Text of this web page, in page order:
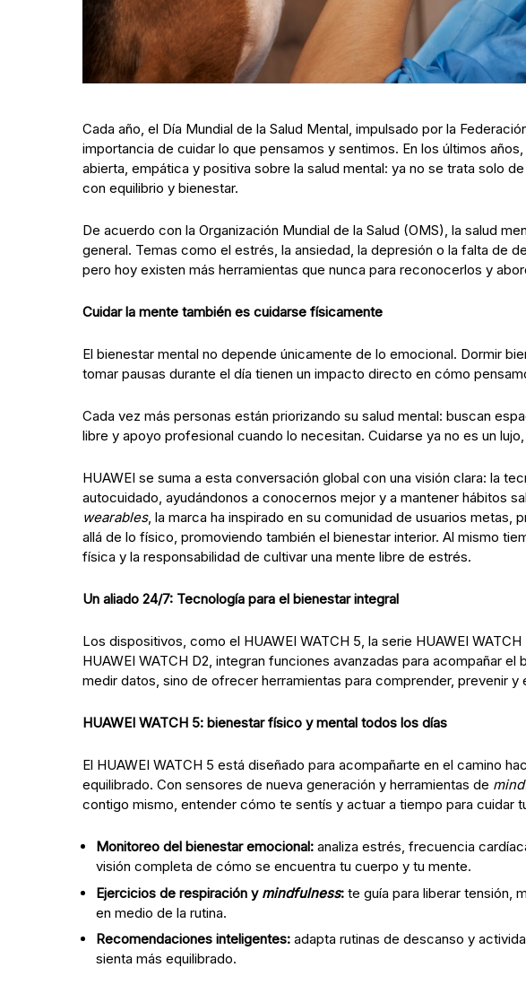
Cada año, el Día Mundial de la Salud Mental, impulsado por la
importancia de cuidar lo que pensamos y sentimos. En los últimos
abierta, empática y positiva sobre la salud mental: ya no se trata solo
con equilibrio y bienestar.
De acuerdo con la Organización Mundial de la Salud (OMS), la salud
general. Temas como el estrés, la ansiedad, la depresión o la falta de
pero hoy existen más herramientas que nunca para reconocerlos y
Cuidar la mente también es cuidarse físicamente
El bienestar mental no depende únicamente de lo emocional. Dormir
tomar pausas durante el día tienen un impacto directo en cómo
Cada vez más personas están priorizando su salud mental: buscan
libre y apoyo profesional cuando lo necesitan. Cuidarse ya no es un
HUAWEI se suma a esta conversación global con una visión clara: la
autocuidado, ayudándonos a conocernos mejor y a mantener hábitos
wearables, la marca ha inspirado en su comunidad de usuarios metas,
allá de lo físico, promoviendo también el bienestar interior. Al mismo
física y la responsabilidad de cultivar una mente libre de estrés.
Un aliado 24/7: Tecnología para el bienestar integral
Los dispositivos, como el HUAWEI WATCH 5, la serie HUAWEI
HUAWEI WATCH D2, integran funciones avanzadas para acompañar
medir datos, sino de ofrecer herramientas para comprender, prevenir y
HUAWEI WATCH 5: bienestar físico y mental todos los días
El HUAWEI WATCH 5 está diseñado para acompañarte en el camino
equilibrado. Con sensores de nueva generación y herramientas de
contigo mismo, entender cómo te sentís y actuar a tiempo para cuidar
Monitoreo del bienestar emocional: analiza estrés, frecuencia
visión completa de cómo se encuentra tu cuerpo y tu mente.
Ejercicios de respiración y mindfulness: te guía para liberar tensión,
en medio de la rutina.
Recomendaciones inteligentes: adapta rutinas de descanso y
sienta más equilibrado.